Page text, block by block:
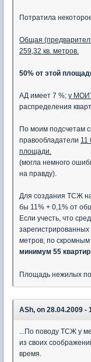
Потратила
Общая
259,32 кв. метров.
50% от этой
АД имеет 7 %; у
распределения
По моим подсчетам
правообладатели 11
площади.
(могла немного
на правду).
Для создания ТСЖ
бы 11% + 0,1% от
Если учесть, что
зарегистрированных
метров, по
минимум 55 квартир
Площадь нежилых
ASh, on 28.04.2009 -
...По поводу ТСЖ у
из своих
время.